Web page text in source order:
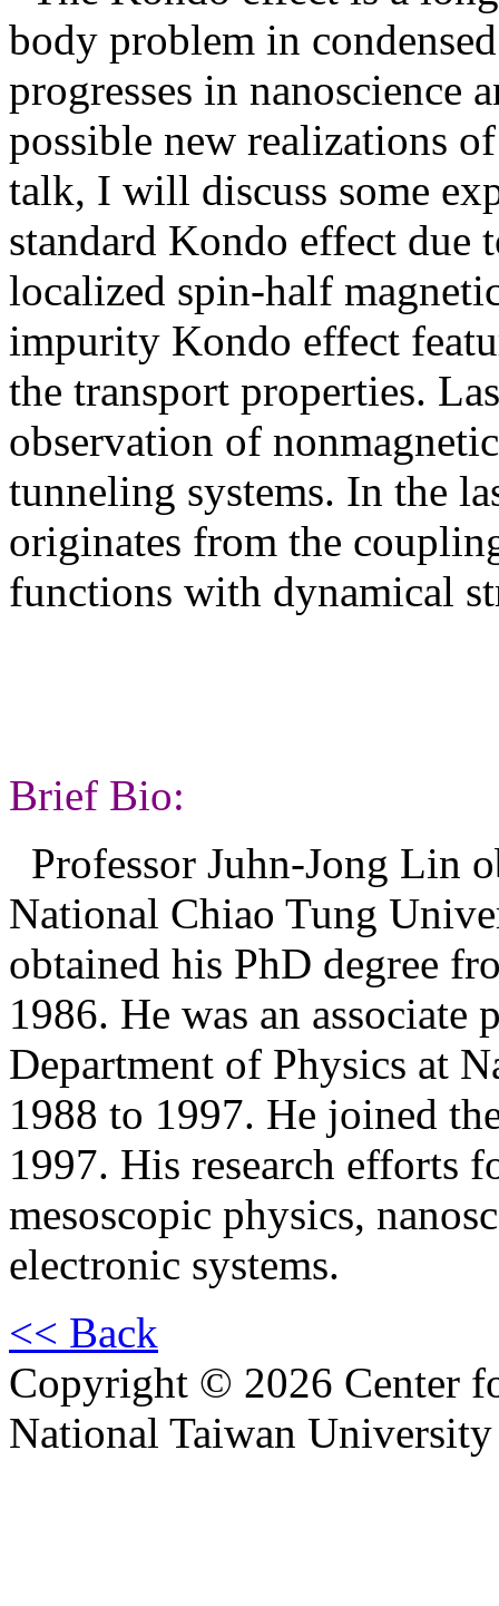
body problem in
progresses in nanoscience
possible new realizations
talk, I will discuss some
standard Kondo effect due
localized spin-half
impurity Kondo effect
the transport properties.
observation of
tunneling systems. In the
originates from the
functions with dynamical
Brief Bio:
Professor Juhn-Jong Lin
National Chiao Tung
obtained his PhD degree
1986. He was an associate
Department of Physics at
1988 to 1997. He joined
1997. His research efforts
mesoscopic physics,
electronic systems.
<< Back
Copyright © 2026 Center
National Taiwan University